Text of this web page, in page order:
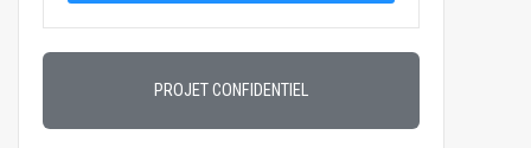
PROJET CONFIDENTIEL